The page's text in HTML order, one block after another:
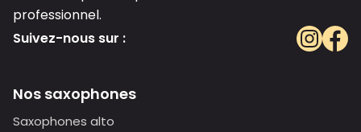
professionnel.
Suivez-nous sur :
Nos saxophones
Saxophones alto